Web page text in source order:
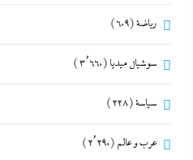
رياضة(609)
سوشيال ميديا (3٬660)
سياسة(228)
عرب و عالم (2٬290)